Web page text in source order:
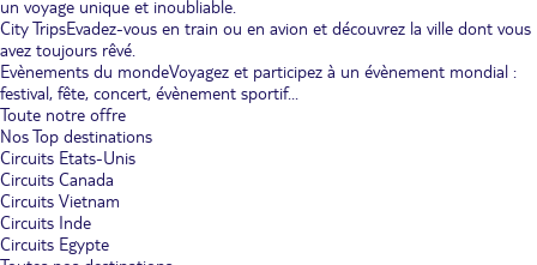
un voyage unique et inoubliable.
City TripsEvadez-vous en train ou en avion et découvrez la ville dont vous
avez toujours rêvé.
Evènements du mondeVoyagez et participez à un évènement mondial :
festival, fête, concert, évènement sportif...
Toute notre offre
Nos Top destinations
Circuits Etats-Unis
Circuits Canada
Circuits Vietnam
Circuits Inde
Circuits Egypte